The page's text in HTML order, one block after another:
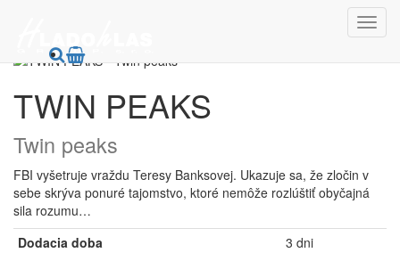
TWIN PEAKS
Twin peaks
FBI vyšetruje vraždu Teresy Banksovej. Ukazuje sa, že zločin v
sebe skrýva ponuré tajomstvo, ktoré nemôže rozlúštiť obyčajná
sila rozumu…
Dodacia doba
3 dni